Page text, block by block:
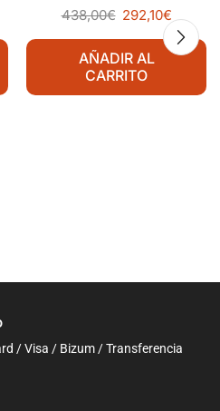
438,00€ 292,10€
AÑADIR AL
CARRITO
/ Visa / Bizum / Transferencia